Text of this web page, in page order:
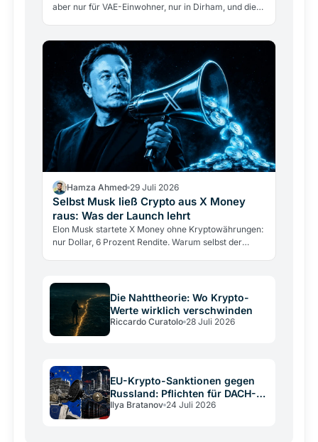
aber nur für VAE-Einwohner, nur in Dirham, und die
Hamza Ahmed 29 Juli 2026
Selbst Musk ließ Crypto aus X Money
raus: Was der Launch lehrt
Elon Musk startete X Money ohne Kryptowährungen:
nur Dollar, 6 Prozent Rendite. Warum selbst der
Die Nahttheorie: Wo Krypto-
Werte wirklich verschwinden
Riccardo Curatolo 28 Juli 2026
EU-Krypto-Sanktionen gegen
Russland: Pflichten für DACH-
Betreiber
Ilya Bratanov 24 Juli 2026